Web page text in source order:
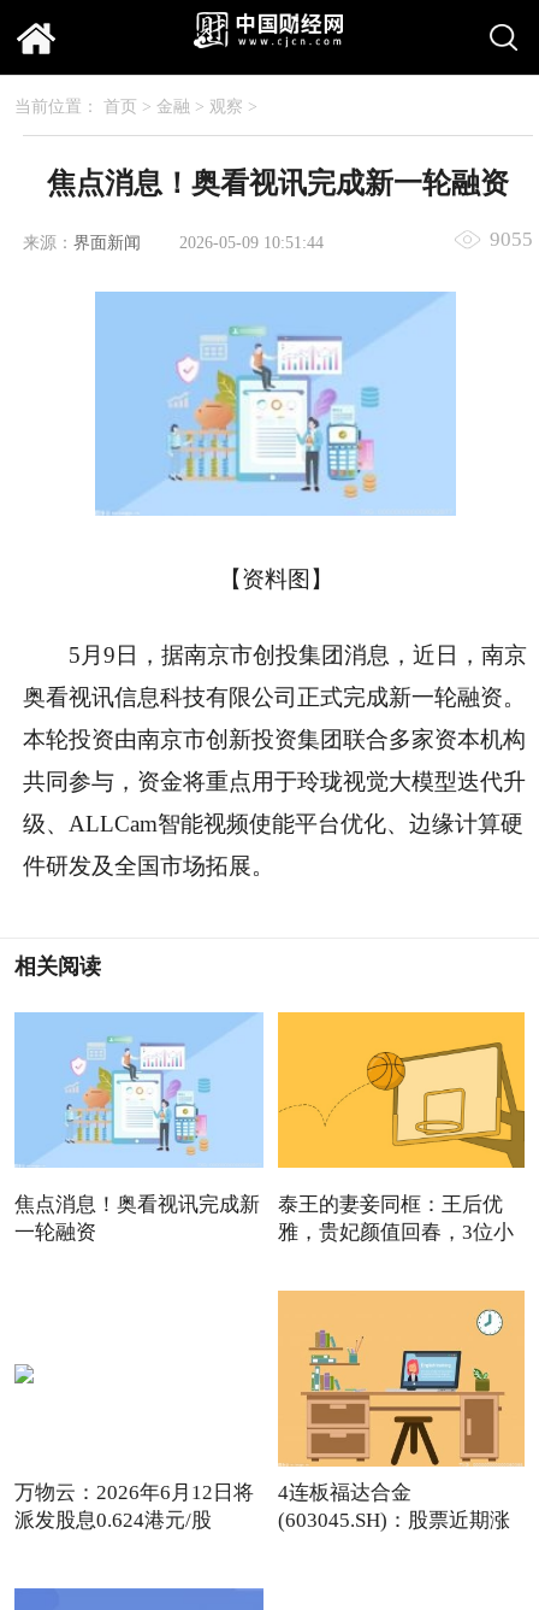
当前位置： 首页 > 金融 > 观察 >
焦点消息！奥看视讯完成新一轮融资
来源： 界面新闻 2026-05-09 10:51:44 9055
【资料图】
5月9日，据南京市创投集团消息，近日，南京
奥看视讯信息科技有限公司正式完成新一轮融资。
本轮投资由南京市创新投资集团联合多家资本机构
共同参与，资金将重点用于玲珑视觉大模型迭代升
级、ALLCam智能视频使能平台优化、边缘计算硬
件研发及全国市场拓展。
相关阅读
焦点消息！奥看视讯完成新
一轮融资
泰王的妻妾同框：王后优
雅，贵妃颜值回春，3位小
万物云：2026年6月12日将
派发股息0.624港元/股
4连板福达合金
(603045.SH)：股票近期涨